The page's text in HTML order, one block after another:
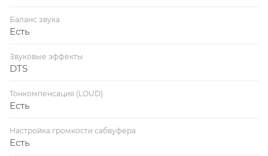
Баланс звука
Есть
Звуковые эффекты
DTS
Тонкомпенсация (LOUD)
Есть
Настройка громкости сабвуфера
Есть